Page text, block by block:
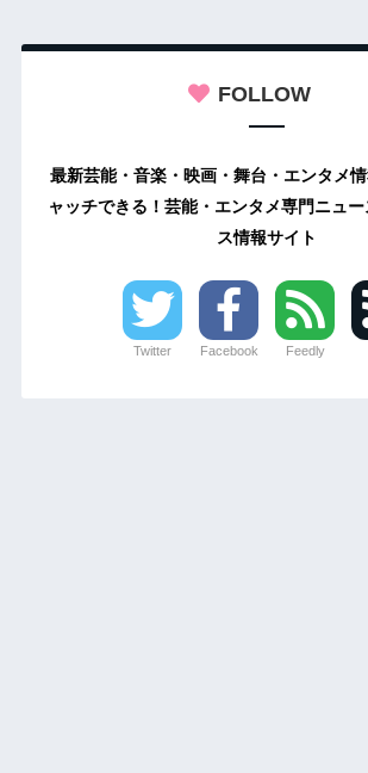
FOLLOW
最新芸能・音楽・映画・舞台・エンタメ
ャッチできる！芸能・エンタメ専門ニュ
ス情報サイト
Twitter Facebook Feedly